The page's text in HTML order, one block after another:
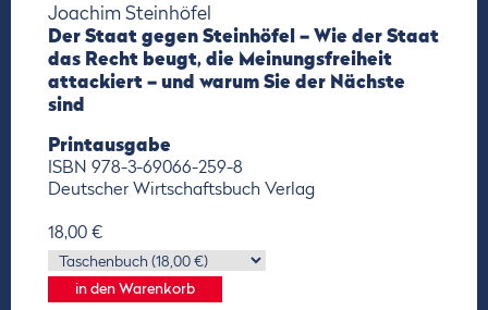
Joachim Steinhöfel
Der Staat gegen Steinhöfel – Wie der Staat
das Recht beugt, die Meinungsfreiheit
attackiert – und warum Sie der Nächste
sind
Printausgabe
ISBN 978-3-69066-259-8
Deutscher Wirtschaftsbuch Verlag
18,00 €